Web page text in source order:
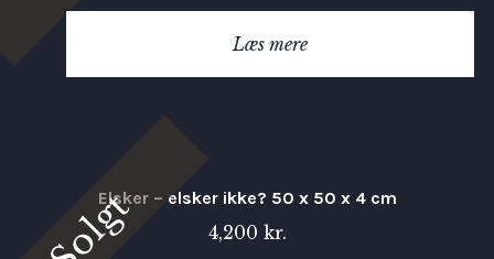
Læs mere
SolgtElsker – elsker ikke? 50 x 50 x 4 cm
4,200 kr.